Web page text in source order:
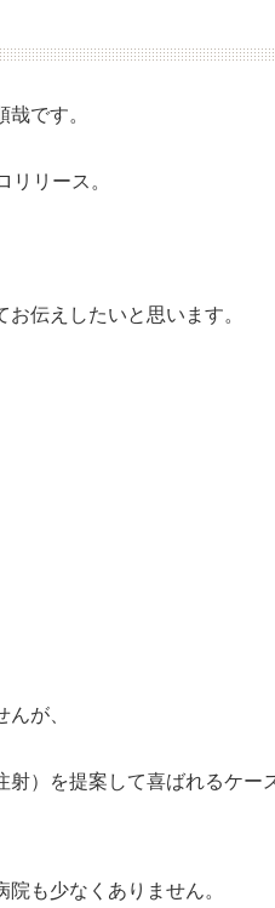
です。
リース。
伝えしたいと思います。
が、
）を提案して喜ばれるケー
も少なくありません。